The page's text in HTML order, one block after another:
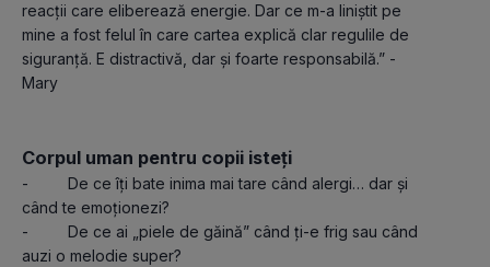
reacții care eliberează energie. Dar ce m-a liniștit pe
mine a fost felul în care cartea explică clar regulile de
siguranță. E distractivă, dar și foarte responsabilă.” -
Mary
Corpul uman pentru copii isteți
-         De ce îți bate inima mai tare când alergi… dar și
când te emoționezi?
-         De ce ai „piele de găină” când ți-e frig sau când
auzi o melodie super?